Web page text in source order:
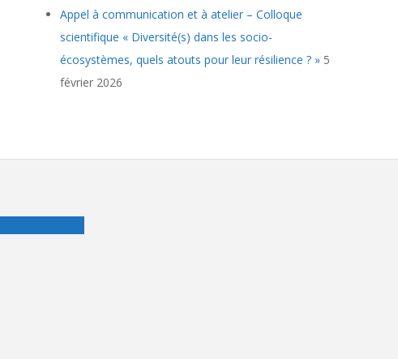
Appel à communication et à atelier – Colloque
scientifique « Diversité(s) dans les socio-
écosystèmes, quels atouts pour leur résilience ? » 5
février 2026